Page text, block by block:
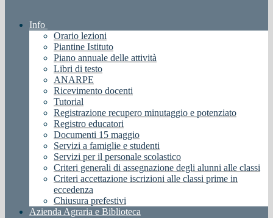
Info
Orario lezioni
Piantine Istituto
Piano annuale delle attività
Libri di testo
ANARPE
Ricevimento docenti
Tutorial
Registrazione recupero minutaggio e potenziato
Registro educatori
Documenti 15 maggio
Servizi a famiglie e studenti
Servizi per il personale scolastico
Criteri generali di assegnazione degli alunni alle classi
Criteri accettazione iscrizioni alle classi prime in
eccedenza
Chiusura prefestivi
Azienda Agraria e Biblioteca